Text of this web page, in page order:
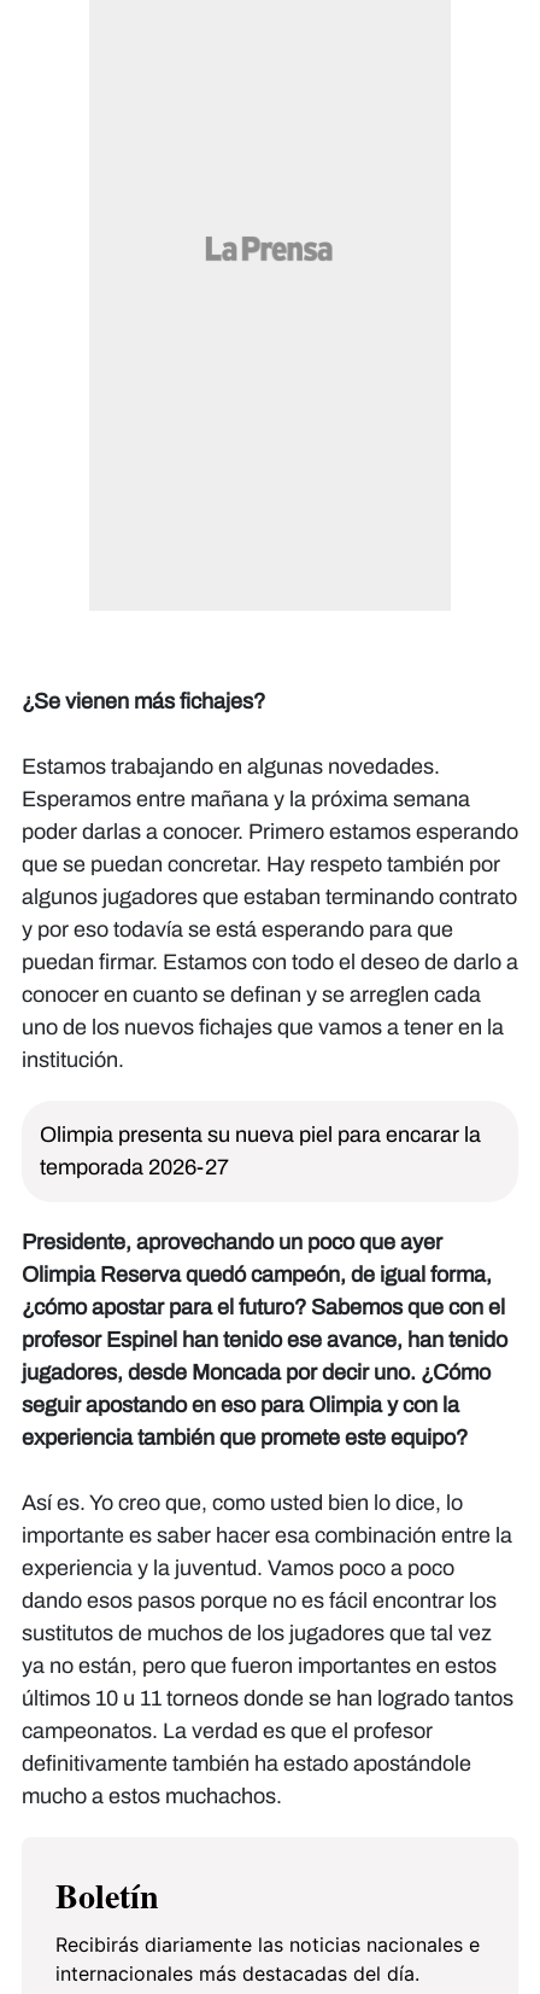
¿Se vienen más fichajes?
Estamos trabajando en algunas novedades.
Esperamos entre mañana y la próxima semana
poder darlas a conocer. Primero estamos esperando
que se puedan concretar. Hay respeto también por
algunos jugadores que estaban terminando contrato
y por eso todavía se está esperando para que
puedan firmar. Estamos con todo el deseo de darlo a
conocer en cuanto se definan y se arreglen cada
uno de los nuevos fichajes que vamos a tener en la
institución.
Olimpia presenta su nueva piel para encarar la
temporada 2026-27
Presidente, aprovechando un poco que ayer
Olimpia Reserva quedó campeón, de igual forma,
¿cómo apostar para el futuro? Sabemos que con el
profesor Espinel han tenido ese avance, han tenido
jugadores, desde Moncada por decir uno. ¿Cómo
seguir apostando en eso para Olimpia y con la
experiencia también que promete este equipo?
Así es. Yo creo que, como usted bien lo dice, lo
importante es saber hacer esa combinación entre la
experiencia y la juventud. Vamos poco a poco
dando esos pasos porque no es fácil encontrar los
sustitutos de muchos de los jugadores que tal vez
ya no están, pero que fueron importantes en estos
últimos 10 u 11 torneos donde se han logrado tantos
campeonatos. La verdad es que el profesor
definitivamente también ha estado apostándole
mucho a estos muchachos.
Boletín
Recibirás diariamente las noticias nacionales e
internacionales más destacadas del día.